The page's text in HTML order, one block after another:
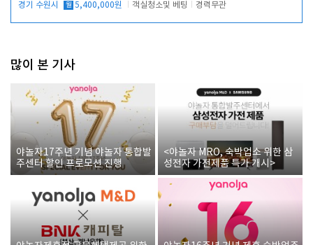
경기 수원시 월 5,400,000원 객실청소및 베팅 경력무관
많이 본 기사
야놀자17주년 기념 야놀자 통합발
주센터 할인 프로모션 진행
<야놀자 MRO, 숙박업소 위한 삼
성전자 가전제품 특가 개시>